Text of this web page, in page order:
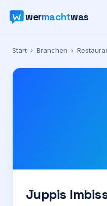
wermachtwas
Verzeichnis
Karte
Preise
Start › Branchen ›
Juppis